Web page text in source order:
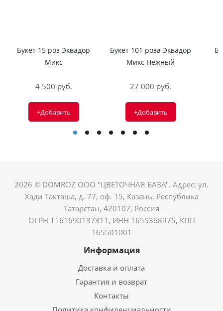
Букет 15 роз Эквадор
Микс
4 500 руб.
+Добавить
Букет 101 роза Эквадор
Микс Нежный
27 000 руб.
+Добавить
2026 © DOMROZ ООО "ЦВЕТОЧНАЯ БАЗА". Адрес: ул.
Хади Такташа, д. 77, оф. 15, Казань, Республика
Татарстан, 420107, Россия
ОГРН 1161690137311, ИНН 1655368975, КПП
165501001
Информация
Доставка и оплата
Гарантия и возврат
Контакты